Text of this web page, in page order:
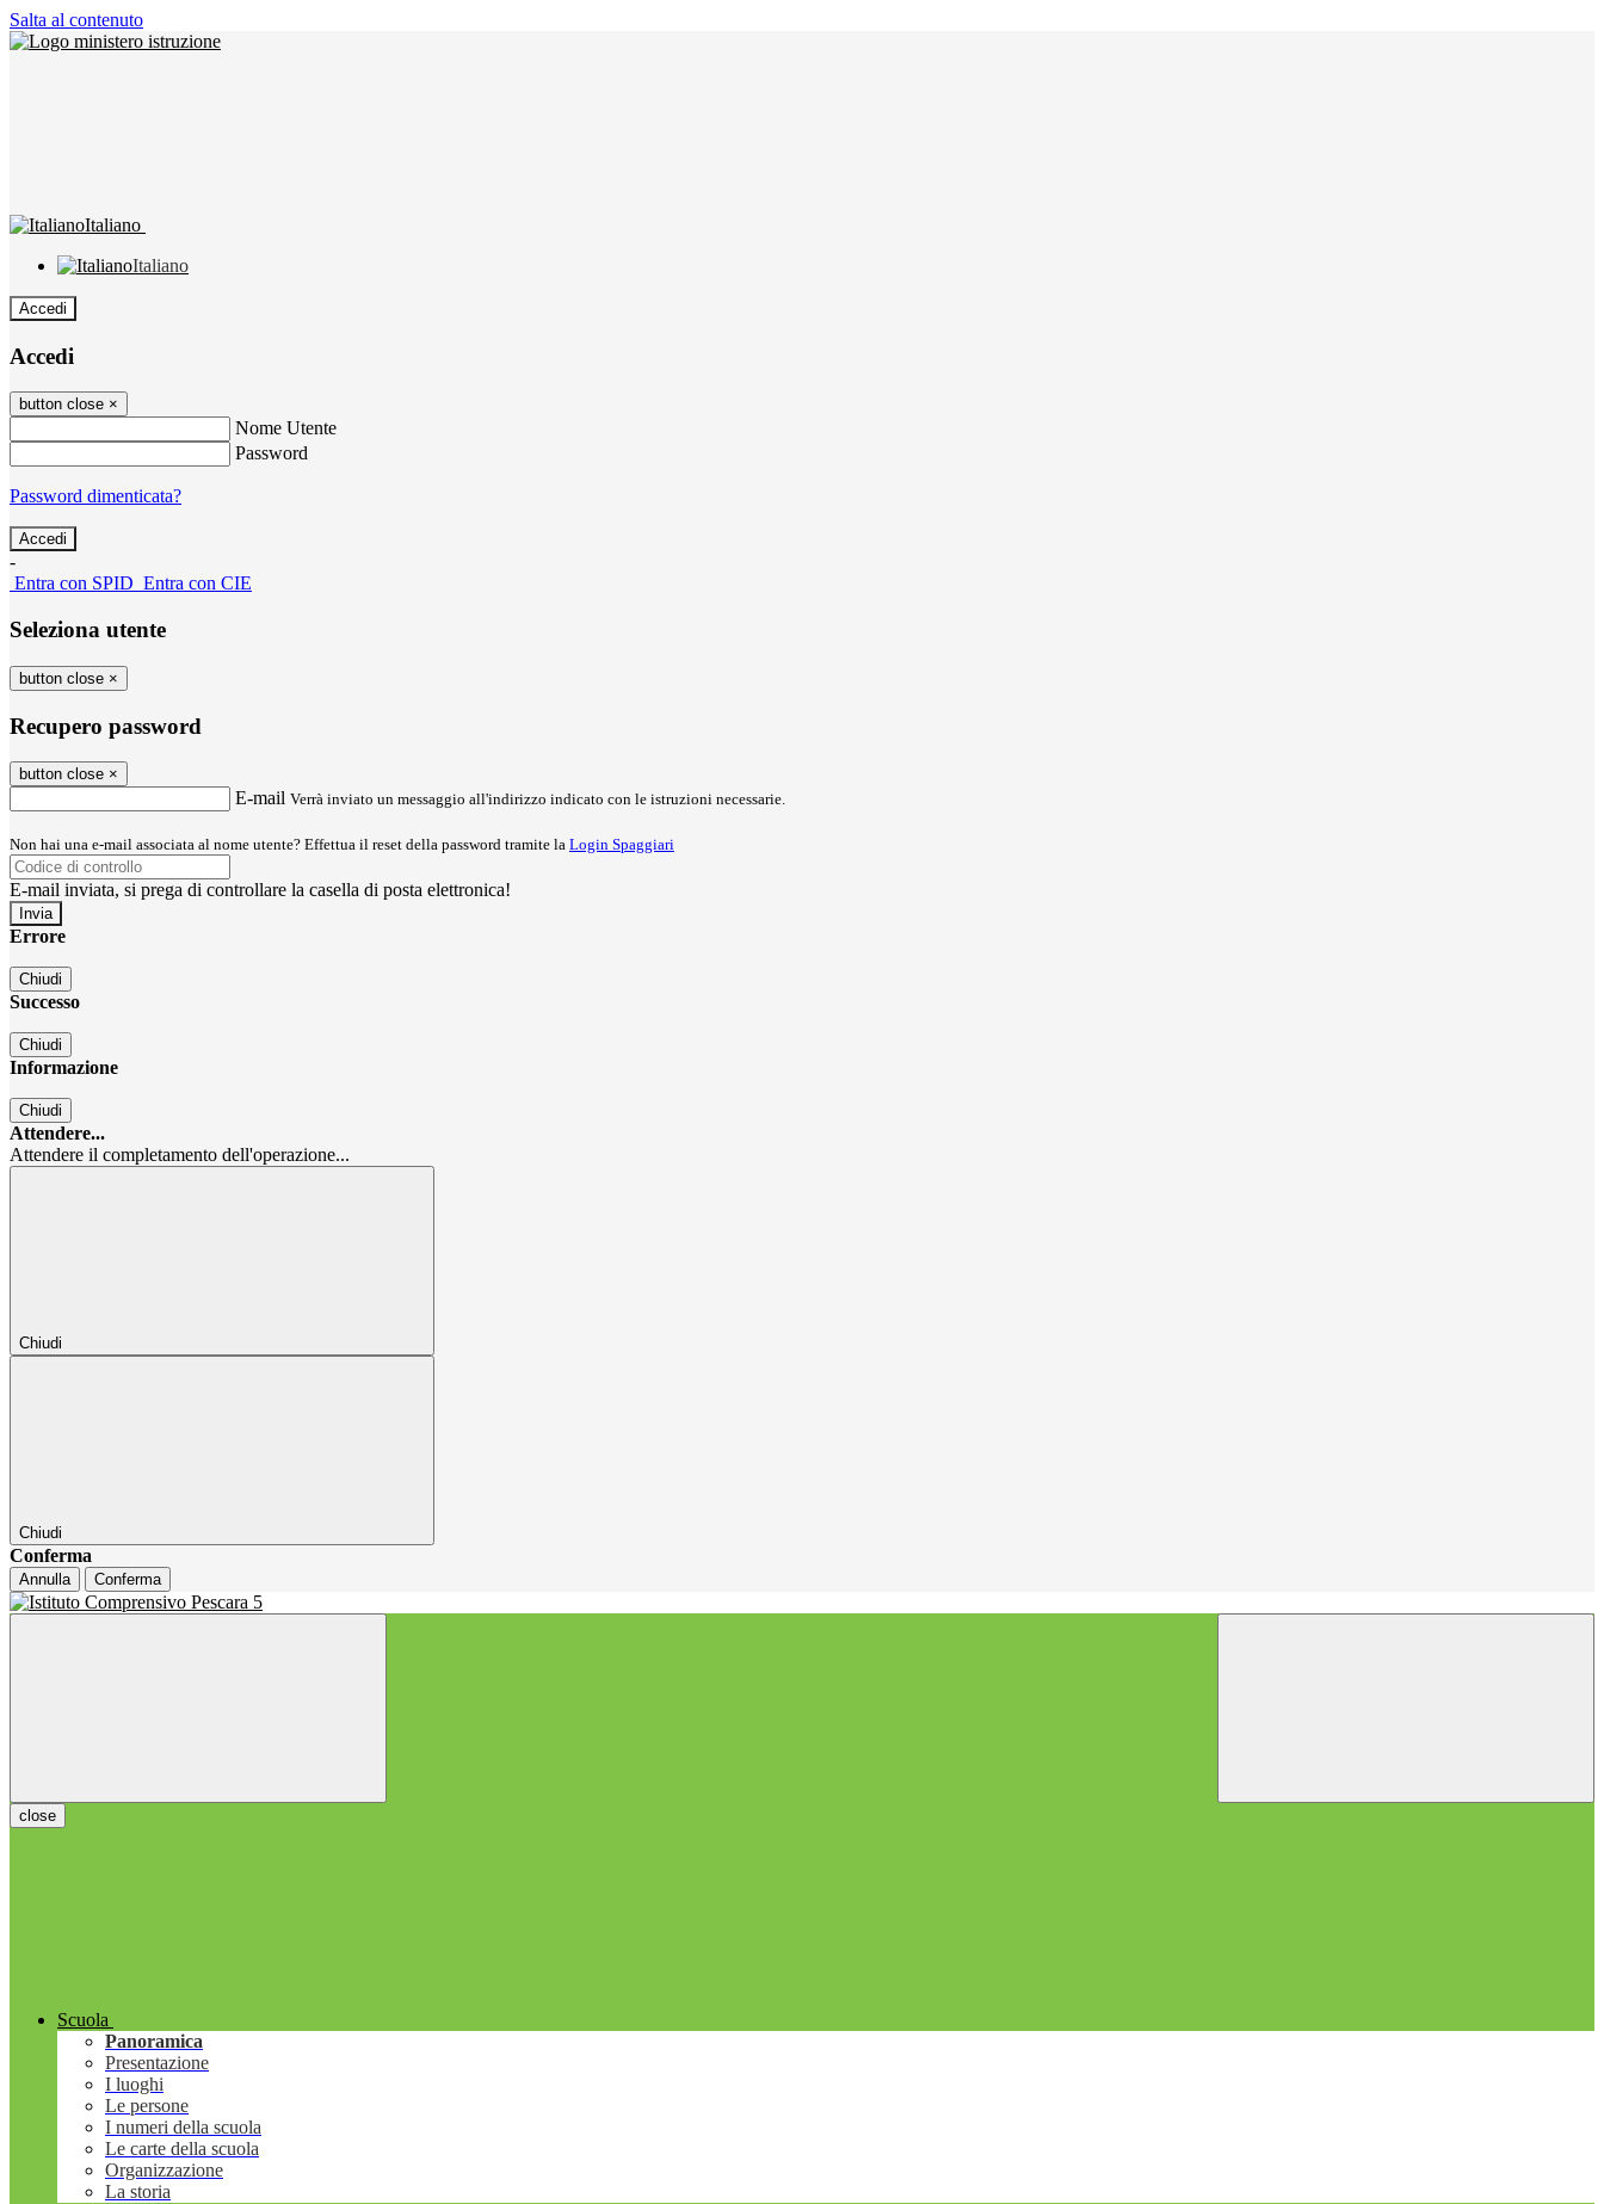
Salta al contenuto
Italiano
Italiano
Accedi
Accedi
button close ×
Nome Utente
Password
Password dimenticata?
-
Entra con SPID Entra con CIE
Seleziona utente
button close ×
Recupero password
button close ×
E-mail Verrà inviato un messaggio all'indirizzo indicato con le istruzioni necessarie.
Non hai una e-mail associata al nome utente? Effettua il reset della password tramite la Login Spaggiari
E-mail inviata, si prega di controllare la casella di posta elettronica!
Errore
Chiudi
Successo
Chiudi
Informazione
Chiudi
Attendere...
Attendere il completamento dell'operazione...
Chiudi
Chiudi
Conferma
Annulla Conferma
close
Scuola
Panoramica
Presentazione
I luoghi
Le persone
I numeri della scuola
Le carte della scuola
Organizzazione
La storia